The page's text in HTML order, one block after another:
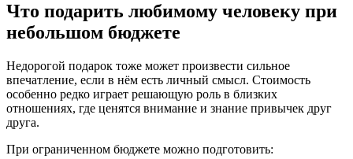
Что подарить любимому человеку при
небольшом бюджете
Недорогой подарок тоже может произвести сильное
впечатление, если в нём есть личный смысл. Стоимость
особенно редко играет решающую роль в близких
отношениях, где ценятся внимание и знание привычек друг
друга.
При ограниченном бюджете можно подготовить: